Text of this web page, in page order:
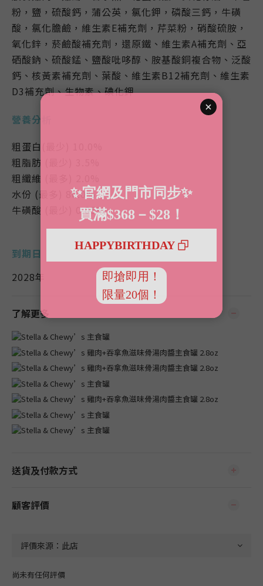
粉，鹽，硫酸鈣，蒲公英，氯化鉀，磷酸三鈣，牛磺
酸，氯化膽鹼，維生素E補充劑，芹菜粉，硝酸硫胺，
氧化鋅，菸鹼酸補充劑，還原鐵、維生素A補充劑、亞
硒酸鈉、硫酸錳、鹽酸吡哆醇、胺基酸銅複合物、泛酸
鈣、核黃素補充劑、葉酸、維生素B12補充劑、維生素
D3補充劑、生物素、碘化鉀
營養分析
粗蛋白(最少) 10.0%
粗脂肪 (最少) 3.5%
粗纖維 (最多) 2.0%
水份 (最多) 80.0%
牛磺酸 (最少) 0.05%
到期日
2028年
了解更多
送貨及付款方式
顧客評價
尚未有任何評價